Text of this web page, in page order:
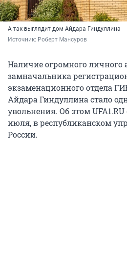
А так выглядит дом Айдара Гиндуллина
Источник: Роберт Мансуров
Наличие огромного личного
замначальника
экзаменационного отдела
Айдара Гиндуллина стало
увольнения. Об этом
июля, в республиканском
России.